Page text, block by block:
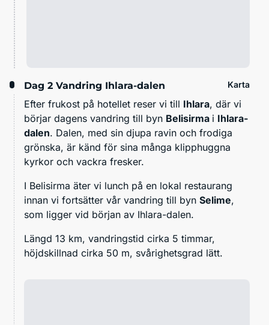
Dag 2 Vandring Ihlara-dalen Karta
Efter frukost på hotellet reser vi till Ihlara, där vi
börjar dagens vandring till byn Belisirma i Ihlara-
dalen. Dalen, med sin djupa ravin och frodiga
grönska, är känd för sina många klipphuggna
kyrkor och vackra fresker.
I Belisirma äter vi lunch på en lokal restaurang
innan vi fortsätter vår vandring till byn Selime,
som ligger vid början av Ihlara-dalen.
Längd 13 km, vandringstid cirka 5 timmar,
höjdskillnad cirka 50 m, svårighetsgrad lätt.